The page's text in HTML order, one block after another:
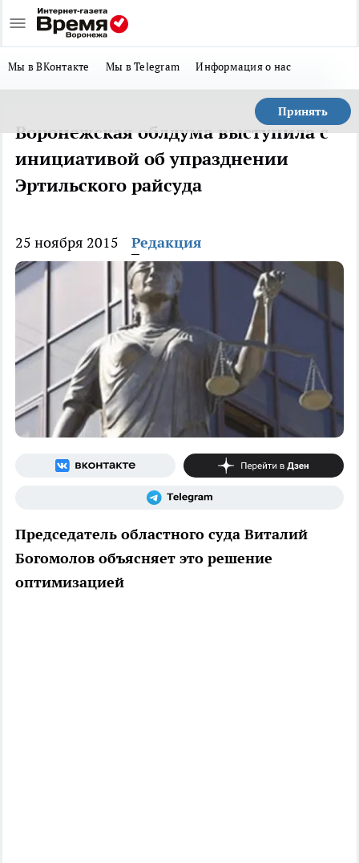
Мы в ВКонтакте Мы в Telegram Информация о нас
Принять
Воронежская облдума выступила с
инициативой об упразднении
Эртильского райсуда
25 ноября 2015 Редакция
Председатель областного суда Виталий
Богомолов объясняет это решение
оптимизацией